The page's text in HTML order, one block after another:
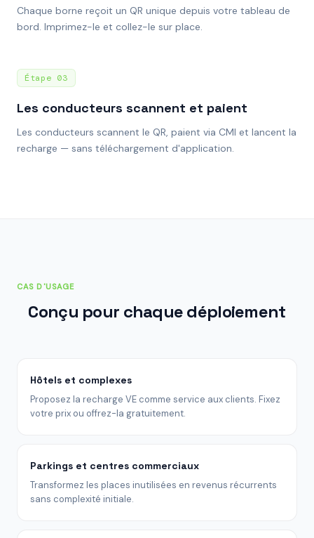
Chaque borne reçoit un QR unique depuis votre tableau de
bord. Imprimez-le et collez-le sur place.
Étape 03
Les conducteurs scannent et paient
Les conducteurs scannent le QR, paient via CMI et lancent la
recharge — sans téléchargement d'application.
CAS D'USAGE
Conçu pour chaque déploiement
Hôtels et complexes
Proposez la recharge VE comme service aux clients. Fixez
votre prix ou offrez-la gratuitement.
Parkings et centres commerciaux
Transformez les places inutilisées en revenus récurrents
sans complexité initiale.